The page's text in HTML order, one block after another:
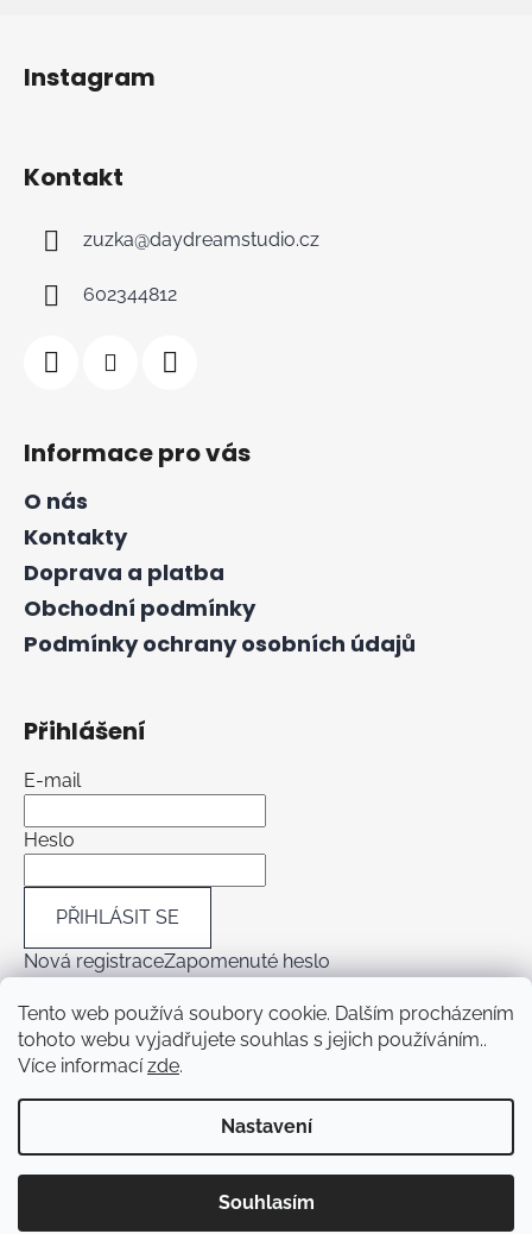
Tento web používá soubory cookie. Dalším procházením
tohoto webu vyjadřujete souhlas s jejich používáním..
Více informacízde.
Nastavení
Souhlasím
Z důvodu dovolené budou objednávky odesílány až od 1.8.2026.
Instagram
Kontakt
zuzka@daydreamstudio.cz
602344812
Informace pro vás
O nás
Kontakty
Doprava a platba
Obchodní podmínky
Podmínky ochrany osobních údajů
Přihlášení
E-mail
Heslo
PŘIHLÁSIT SE
Nová registraceZapomenuté heslo
Pleťový expert